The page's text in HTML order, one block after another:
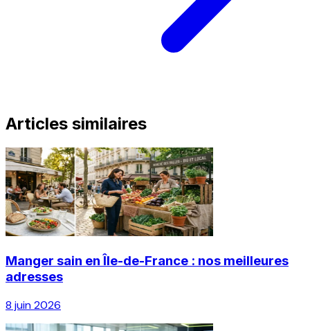
Articles similaires
Manger sain en Île-de-France : nos meilleures
adresses
8 juin 2026